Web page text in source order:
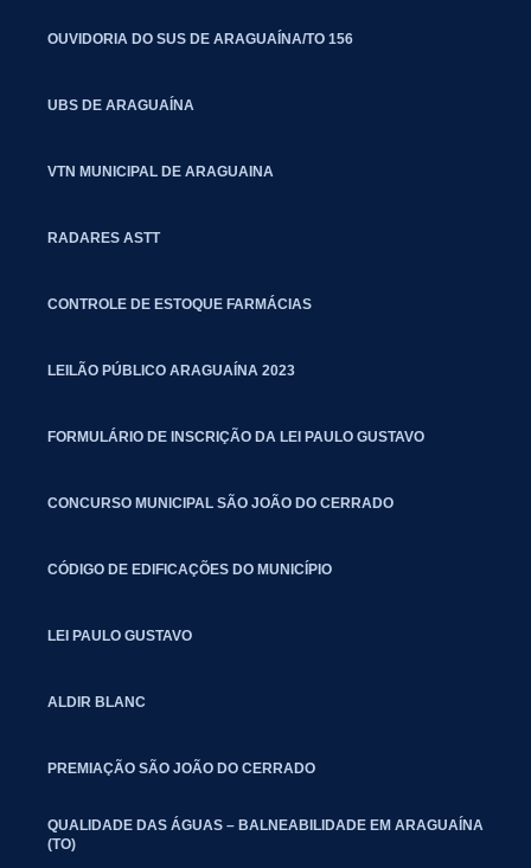
OUVIDORIA DO SUS DE ARAGUAÍNA/TO 156
UBS DE ARAGUAÍNA
VTN MUNICIPAL DE ARAGUAINA
RADARES ASTT
CONTROLE DE ESTOQUE FARMÁCIAS
LEILÃO PÚBLICO ARAGUAÍNA 2023
FORMULÁRIO DE INSCRIÇÃO DA LEI PAULO GUSTAVO
CONCURSO MUNICIPAL SÃO JOÃO DO CERRADO
CÓDIGO DE EDIFICAÇÕES DO MUNICÍPIO
LEI PAULO GUSTAVO
ALDIR BLANC
PREMIAÇÃO SÃO JOÃO DO CERRADO
QUALIDADE DAS ÁGUAS – BALNEABILIDADE EM ARAGUAÍNA
(TO)